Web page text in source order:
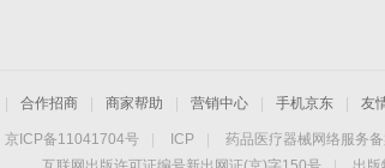
合作招商 商家帮助 营销中心 手机京东 友
京ICP备11041704号 ICP 药品医疗器械网络服务